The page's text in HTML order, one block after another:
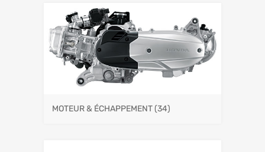
MOTEUR & ÉCHAPPEMENT(34)